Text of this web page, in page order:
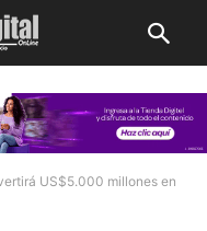
US$5.000 millones en